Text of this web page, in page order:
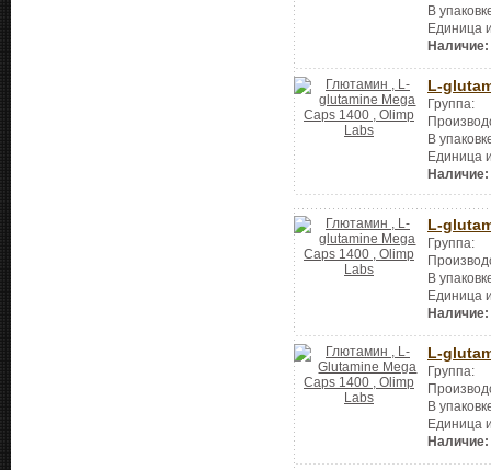
В
Единица
Наличие:
L-
Группа:
В
Единица
Наличие:
L-
Группа:
В
Единица
Наличие:
L-
Группа:
В
Единица
Наличие: